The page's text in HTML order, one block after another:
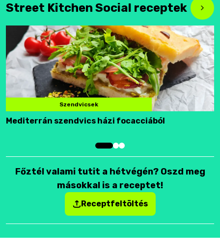
Street Kitchen Social receptek
Szendvicsek
Mediterrán szendvics házi focacciából
Főztél valami tutit a hétvégén? Oszd meg
másokkal is a receptet!
Receptfeltöltés